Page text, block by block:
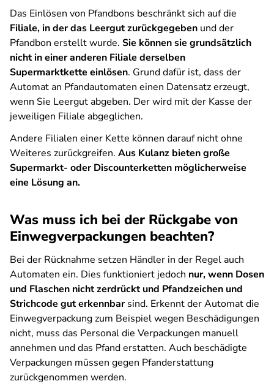
Das Einlösen von Pfandbons beschränkt sich auf die
Filiale, in der das Leergut zurückgegeben und der
Pfandbon erstellt wurde. Sie können sie grundsätzlich
nicht in einer anderen Filiale derselben
Supermarktkette einlösen. Grund dafür ist, dass der
Automat an Pfandautomaten einen Datensatz erzeugt,
wenn Sie Leergut abgeben. Der wird mit der Kasse der
jeweiligen Filiale abgeglichen.
Andere Filialen einer Kette können darauf nicht ohne
Weiteres zurückgreifen. Aus Kulanz bieten große
Supermarkt- oder Discounterketten möglicherweise
eine Lösung an.
Was muss ich bei der Rückgabe von
Einwegverpackungen beachten?
Bei der Rücknahme setzen Händler in der Regel auch
Automaten ein. Dies funktioniert jedoch nur, wenn Dosen
und Flaschen nicht zerdrückt und Pfandzeichen und
Strichcode gut erkennbarsind. Erkennt der Automat die
Einwegverpackung zum Beispiel wegen Beschädigungen
nicht, muss das Personal die Verpackungen manuell
annehmen und das Pfand erstatten. Auch beschädigte
Verpackungen müssen gegen Pfanderstattung
zurückgenommen werden.